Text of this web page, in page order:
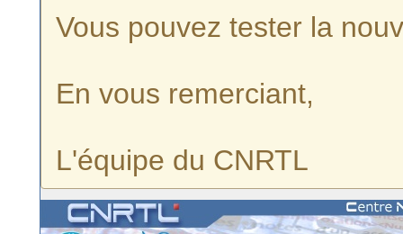
Vous pouvez tester la
En vous remerciant,
L'équipe du CNRTL